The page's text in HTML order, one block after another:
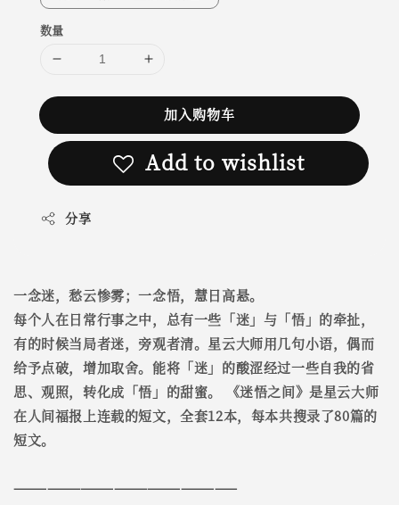
数量
加入购物车
Add to wishlist
分享
一念迷，愁云惨雾；一念悟，慧日高悬。
每个人在日常行事之中，总有一些「迷」与「悟」的牵扯，
有的时候当局者迷，旁观者清。星云大师用几句小语，偶而
给予点破，增加取舍。能将「迷」的酸涩经过一些自我的省
思、观照，转化成「悟」的甜蜜。 《迷悟之间》是星云大师
在人间福报上连载的短文，全套12本，每本共搜录了80篇的
短文。
————————————————————